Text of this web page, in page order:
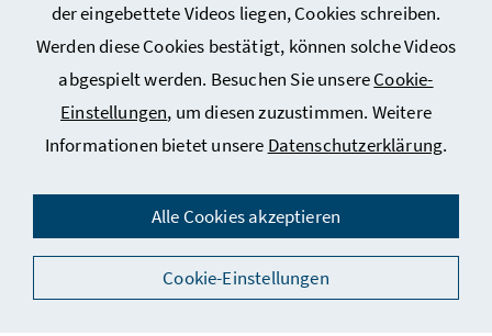
der eingebettete Videos liegen, Cookies schreiben.
Werden diese Cookies bestätigt, können solche Videos
abgespielt werden. Besuchen Sie unsereCookie-
Einstellungen, um diesen zuzustimmen. Weitere
Informationen bietet unsere Datenschutzerklärung.
Alle Cookies akzeptieren
Cookie-Einstellungen
Service
Kontakt
Social Media